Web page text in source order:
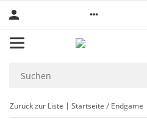
Zurück zur Liste Startseite Endgame